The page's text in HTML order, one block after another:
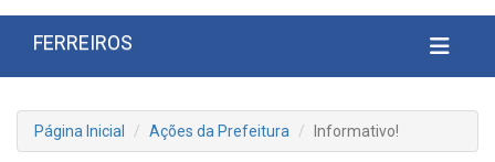
FERREIROS
Página Inicial Ações da Prefeitura Informativo!